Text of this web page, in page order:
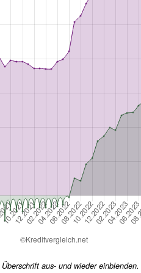
aus- und wieder einblenden.